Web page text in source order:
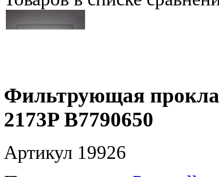
Фильтрующая
2173P B7790650
Артикул 19926